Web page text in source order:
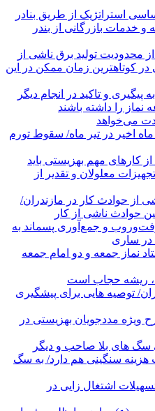
استراتژیک از طریق بنادر
و خدمات بازرگانی از بندر
از محدودیت تولید برق ناشی از
کوتاهترین زمان ممکن در این
پیگیری و تاکید در انجام دیگر
نماز را داشته باشند
می‌خواهد
ثبت کمترین تورم ماهانه ۱۶ ماه اخیر در تیر ماه/ سقوط تورم
کارهای مهم بهزیستی باید
معلولان و تقدیر از
ناشی از حوادث كار در مازندران/
رفت‌وروب و جمع‌آوری پسماند به
۱۲ شهید ستاد نماز جمعه و دو امام جمعه
ریشه حجاب است
مازندران/ توصيه هايی برای پيشگيری
برداری بیش از ۱۳۰ طرح ویژه مددجویان بهزیستی در
های بلا صاحب و دیگر
سنگینی هم دارد/ به سگ
تسهیلات اشتغال زایی در